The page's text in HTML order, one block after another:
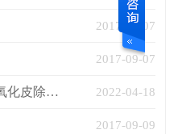
2017-09-07
2017-09-07
焊接件焊缝清理焊渣去除氧化皮除锈的一种设备 2022-04-18
2017-09-09